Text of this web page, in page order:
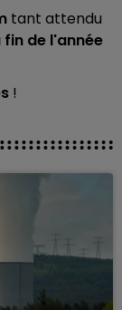
tant attendu
de l'année
!